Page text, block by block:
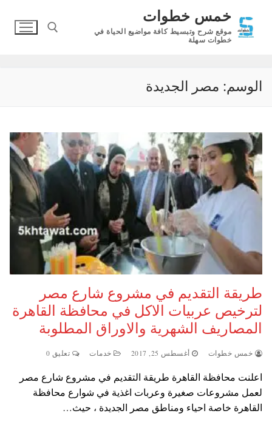
المحتوى
خمس خطوات
موقع شرح وتبسيط كافة مواضيع الحياة في
خطوات سهلة
الوسم: مصر الجديدة
طريقة التقديم في مشروع شارع مصر
لترخيص عربيات الاكل في محافظة القاهرة
المصاريف الشهرية والاوراق المطلوبة
خمس خطوات أغسطس 25, 2017 خدمات تعليق 0
اعلنت محافظة القاهرة طريقة التقديم في مشروع شارع مصر
لعمل مشروعات صغيرة وعربات اغذية في شوارع محافظة
القاهرة خاصة احياء ومناطق مصر الجديدة ، حيث…